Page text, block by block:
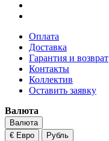
Оплата
Доставка
Гарантия и возврат
Контакты
Коллектив
Оставить заявку
Валюта
Валюта
€ Евро
Рубль